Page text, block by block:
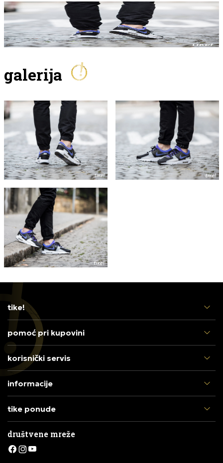
galerija
tike!
pomoć pri kupovini
korisnički servis
informacije
tike ponude
društvene mreže